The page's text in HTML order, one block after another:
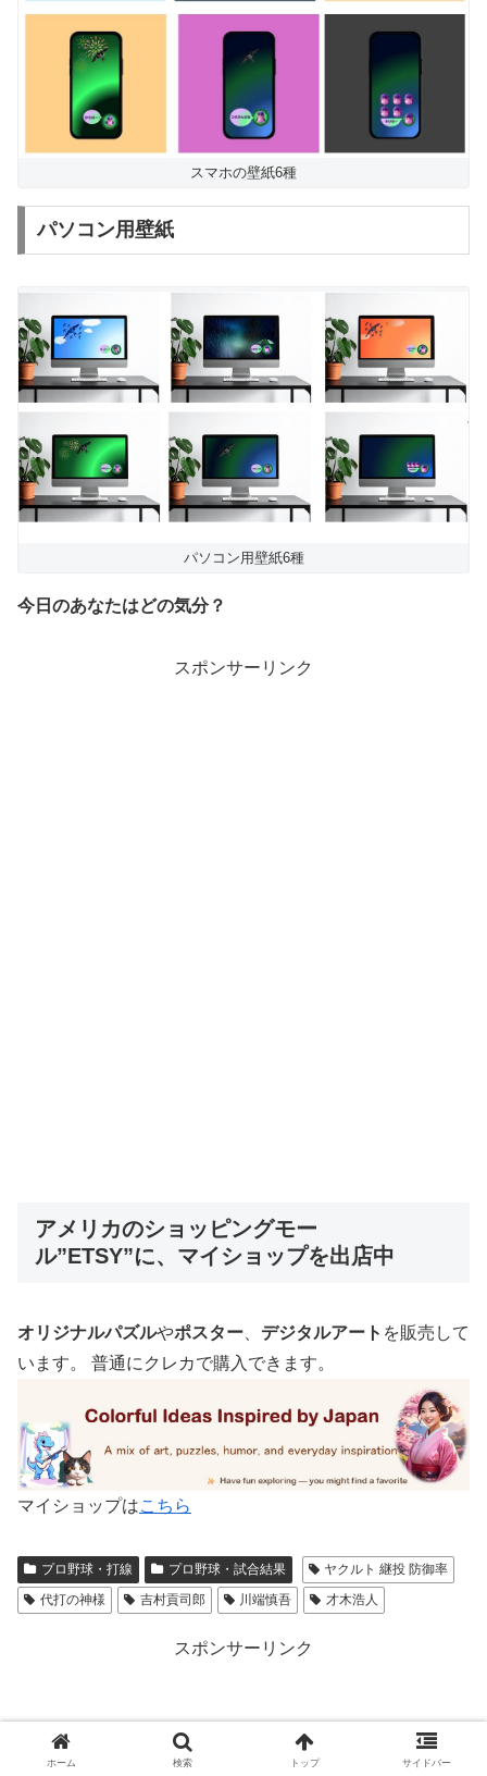
スマホの壁紙6種
パソコン用壁紙
パソコン用壁紙6種
今日のあなたはどの気分？
スポンサーリンク
アメリカのショッピングモー
ル”ETSY”に、マイショップを出店中
オリジナルパズルやポスター デジタルアート を販売して
います。 普通にクレカで購入できます。
マイショップはこちら
プロ野球・打線 プロ野球・試合結果
ヤクルト 継投 防御率
代打の神様
吉村貢司郎 川端慎吾 才木浩人
スポンサーリンク
ホーム 検索 トップ サイドバー